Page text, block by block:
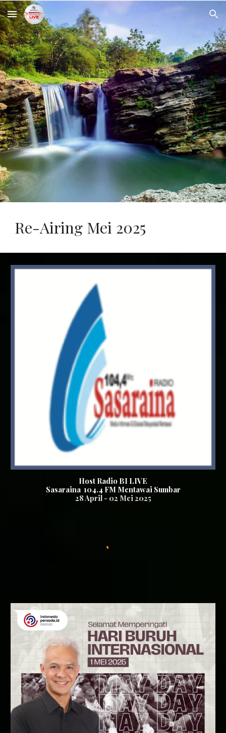
Skip to main content Skip to navigation
Re-Airing Mei 2025
Host Radio BI LIVE
Sasaraina 104.4 FM Mentawai Sumbar
28April - 02 Mei2025